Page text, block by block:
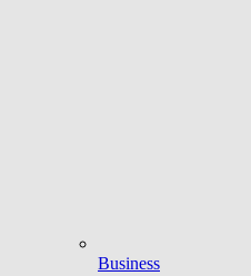
Business